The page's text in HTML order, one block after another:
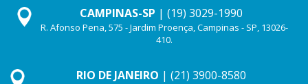
CAMPINAS-SP | (19) 3029-1990
R. Afonso Pena, 575 - Jardim Proença, Campinas - SP, 13026-
410.
RIO DE JANEIRO | (21) 3900-8580